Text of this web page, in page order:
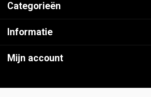
Categorieën
Informatie
Mijn account